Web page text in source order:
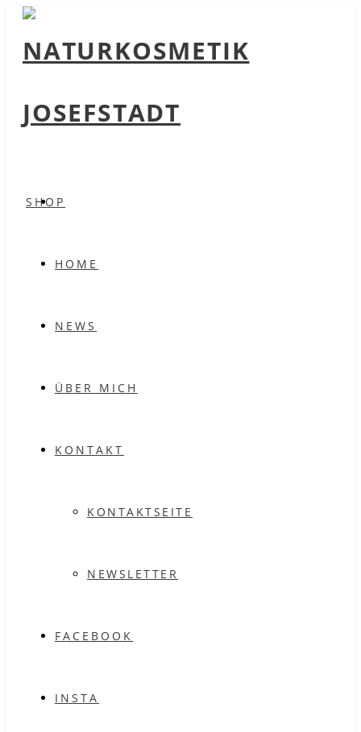
SHOP
HOME
NEWS
ÜBER MICH
KONTAKT
KONTAKTSEITE
NEWSLETTER
FACEBOOK
INSTA